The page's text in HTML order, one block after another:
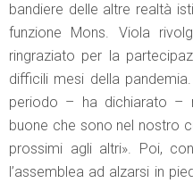
bandiere delle altre realtà
funzione Mons. Viola
ringraziato per la
difficili mesi della
periodo – ha dichiarato –
buone che sono nel nostro
prossimi agli altri». Poi,
l’assemblea ad alzarsi in